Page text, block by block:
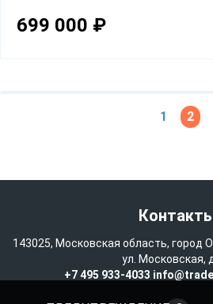
699 000 ₽
1 2
143025, Московская область, город
ул. Московская,
+7 495 933-4033